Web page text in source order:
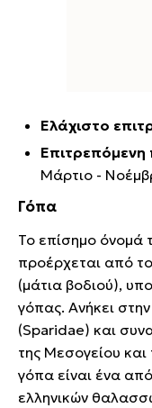
Ελάχιστο
Μάρτιο -
Γόπα
Το επίσημο όνομά
προέρχεται από
(μάτια βοδιού),
γόπας. Ανήκει
(Sparidae) και
της Μεσογείου
γόπα είναι ένα
ελληνικών